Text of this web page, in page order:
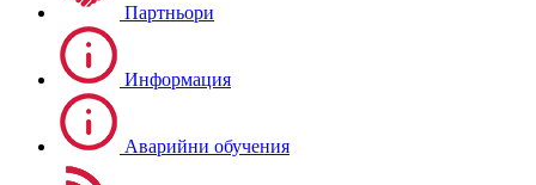
Партньори
Информация
Аварийни обучения